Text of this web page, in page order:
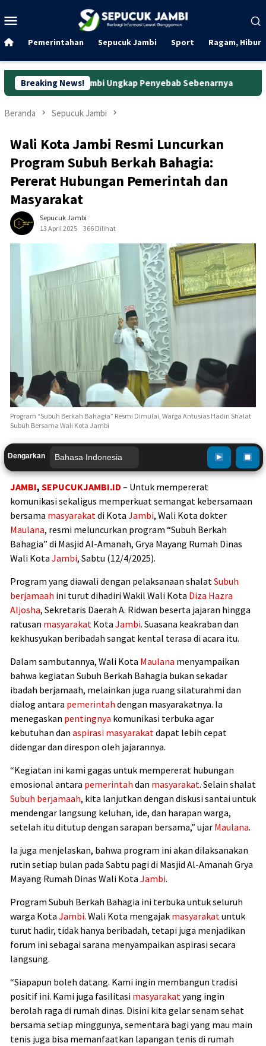
ke
Mobile
Pemerintahan Sepucuk Jambi Sport Ragam,
Breaking News!
Ungkap Penyebab Sebenarnya Wanita Pengguna
Beranda Sepucuk Jambi
Wali Kota Jambi Resmi Luncurkan
Program Subuh Berkah Bahagia:
Pererat Hubungan Pemerintah dan
Masyarakat
Sepucuk Jambi
13 April 2025
366 Dilihat
Program “Subuh Berkah Bahagia” Resmi Dimulai, Warga Antusias Hadiri Shalat
Subuh Bersama Wali Kota Jambi
Dengarkan
JAMBI, SEPUCUKJAMBI.ID – Untuk mempererat
komunikasi sekaligus memperkuat semangat kebersamaan
bersama masyarakatdi Kota Jambi, Wali Kota dokter
Maulana, resmi meluncurkan program “Subuh Berkah
Bahagia” di Masjid Al-Amanah, Grya Mayang Rumah Dinas
Wali Kota Jambi, Sabtu (12/4/2025).
Program yang diawali dengan pelaksanaan shalatSubuh
berjamaah ini turut dihadiri Wakil Wali Kota Diza Hazra
Aljosha, Sekretaris Daerah A. Ridwan beserta jajaran hingga
ratusan masyarakat Kota Jambi. Suasana keakraban dan
kekhusyukan beribadah sangat kental terasa di acara itu.
Dalam sambutannya, Wali Kota Maulana menyampaikan
bahwa kegiatan Subuh Berkah Bahagia bukan sekadar
ibadah berjamaah, melainkan juga ruang silaturahmi dan
dialog antara pemerintah dengan masyarakatnya. Ia
menegaskan pentingnya komunikasi terbuka agar
kebutuhan dan aspirasi masyarakatdapat lebih cepat
didengar dan direspon oleh jajarannya.
“Kegiatan ini kami gagas untuk mempererat hubungan
emosional antara pemerintah dan masyarakat. Selain shalat
Subuh berjamaah, kita lanjutkan dengan diskusi santai untuk
mendengar langsung keluhan, ide, dan harapan warga,
setelah itu ditutup dengan sarapan bersama,” ujar Maulana.
Ia juga menjelaskan, bahwa program ini akan dilaksanakan
rutin setiap bulan pada Sabtu pagi di Masjid Al-Amanah Grya
Mayang Rumah Dinas Wali Kota Jambi.
Program Subuh Berkah Bahagia ini terbuka untuk seluruh
warga Kota Jambi. Wali Kota mengajak masyarakatuntuk
turut hadir, tidak hanya beribadah, tetapi juga menjadikan
forum ini sebagai sarana menyampaikan aspirasi secara
langsung.
“Siapapun boleh datang. Kami ingin membangun tradisi
positif ini. Kami juga fasilitasi masyarakatyang ingin
berolah raga di rumah dinas. Disini kita gelar senam sehat
bersama setiap minggunya, sementara bagi yang mau main
tenis juga bisa memanfaatkan lapangan tenis di rumah